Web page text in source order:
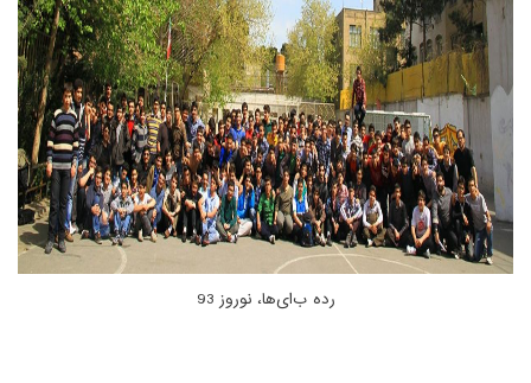
رده ب‌ای‌ها، نوروز 93